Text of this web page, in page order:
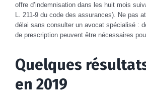
offre d’indemnisation dans les huit mois
L. 211-9 du code des assurances). Ne pas
délai sans consulter un avocat spécialisé :
de prescription peuvent être nécessaires
Quelques
en 2019